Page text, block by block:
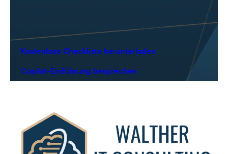
Checkliste prüft ihr in 5 Minuten, ob ihr startklar seid
— oder wo noch Hausaufgaben warten.
Kostenlose Checkliste herunterladen
Copilot-Einführung besprechen